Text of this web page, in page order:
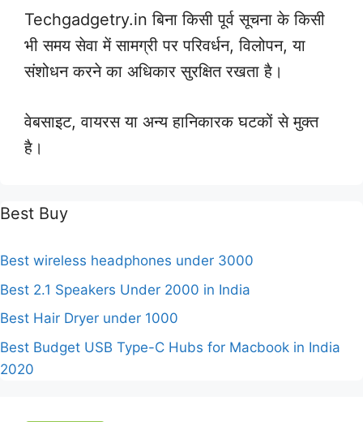
Techgadgetry.in बिना किसी पूर्व सूचना के किसी
भी समय सेवा में सामग्री पर परिवर्धन, विलोपन, या
संशोधन करने का अधिकार सुरक्षित रखता है।
वेबसाइट, वायरस या अन्य हानिकारक घटकों से मुक्त
है।
Best Buy
Best wireless headphones under 3000
Best 2.1 Speakers Under 2000 in India
Best Hair Dryer under 1000
Best Budget USB Type-C Hubs for Macbook in India
2020